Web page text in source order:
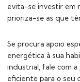
evita-se investir em
prioriza-se as que
Se procura apoio
energética à sua
industrial, fale com a
eficiente para o seu